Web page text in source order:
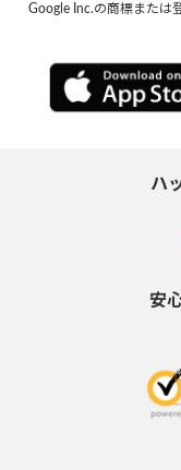
Google Inc.の商標または
ハ
安